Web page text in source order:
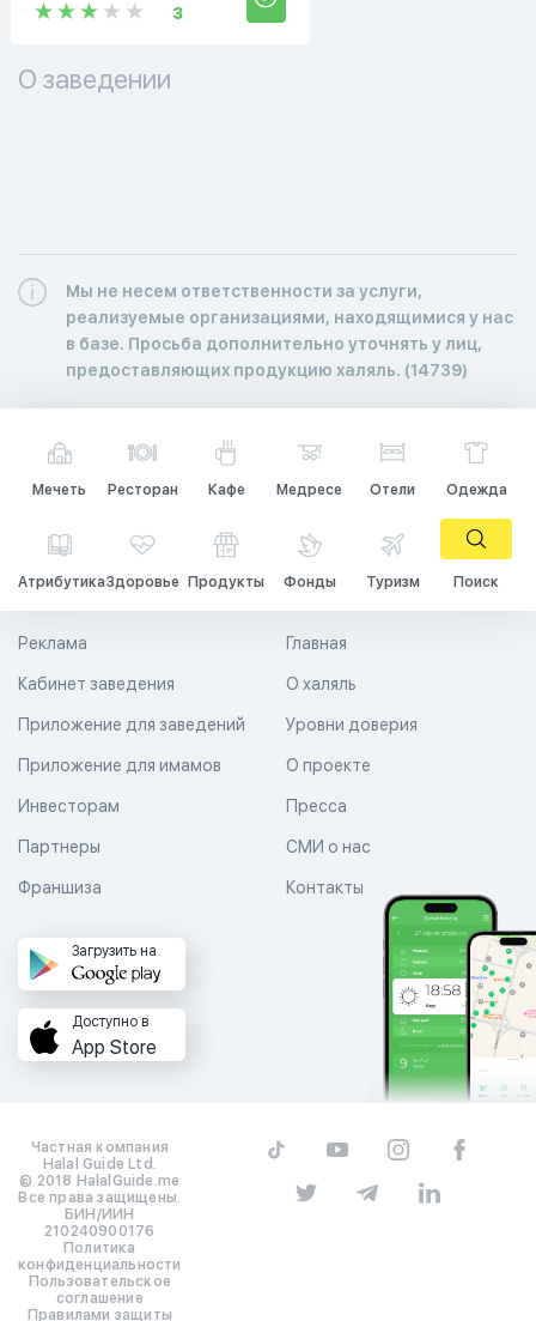
3
О заведении
Мы не несем ответственности за услуги,
реализуемые организациями, находящимися у нас
в базе. Просьба дополнительно уточнять у лиц,
предоставляющих продукцию халяль. (14739)
Мечеть Ресторан Кафе Медресе Отели Одежда
АтрибутикаЗдоровье Продукты Фонды Туризм Поиск
Главная
О халяль
Уровни доверия
Реклама
Кабинет заведения
Приложение для заведений
Приложение для имамов О проекте
Пресса
СМИ о нас
Контакты
Инвесторам
Партнеры
Франшиза
Загрузить на
Доступно в
App Store
Частная компания
Halal Guide Ltd.
© 2018 HalalGuide.me
Все права защищены.
БИН/ИИН
210240900176
Политика
конфиденциальности
Пользовательское
соглашение
Правилами защиты